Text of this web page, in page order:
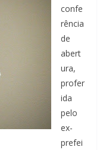
confe
rência
de
abert
ura,
profer
ida
pelo
ex-
prefei